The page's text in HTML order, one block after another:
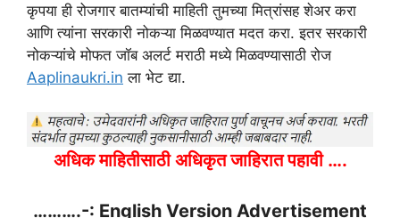
कृपया ही रोजगार बातम्यांची माहिती तुमच्या मित्रांसह शेअर करा
आणि त्यांना सरकारी नोकऱ्या मिळवण्यात मदत करा. इतर सरकारी
नोकऱ्यांचे मोफत जॉब अलर्ट मराठी मध्ये मिळवण्यासाठी रोज
Aaplinaukri.in ला भेट द्या.
अधिक माहितीसाठी अधिकृत जाहिरात पहावी ….
……….-: English Version Advertisement